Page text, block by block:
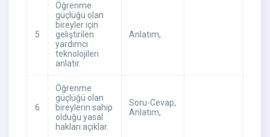
5
Öğrenme
güçlüğü olan
bireyler için
geliştirilen
yardımcı
teknolojileri
anlatır.
Anlatım,
6
Öğrenme
güçlüğü olan
bireylerin sahip
olduğu yasal
hakları açıklar.
Soru-Cevap,
Anlatım,